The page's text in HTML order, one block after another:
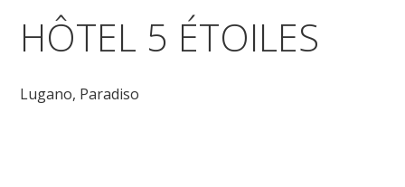
HÔTEL 5 ÉTOILES
Lugano, Paradiso